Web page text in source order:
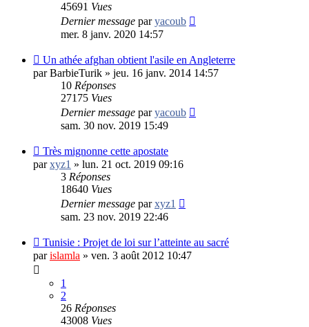
45691 Vues
Dernier message paryacoub
mer. 8 janv. 2020 14:57
Un athée afghan obtient l'asile en Angleterre
parBarbieTurik » jeu. 16 janv. 2014 14:57
10 Réponses
27175 Vues
Dernier message paryacoub
sam. 30 nov. 2019 15:49
Très mignonne cette apostate
parxyz1 » lun. 21 oct. 2019 09:16
3 Réponses
18640 Vues
Dernier message parxyz1
sam. 23 nov. 2019 22:46
Tunisie : Projet de loi sur l’atteinte au sacré
parislamla » ven. 3 août 2012 10:47
1
2
26 Réponses
43008 Vues